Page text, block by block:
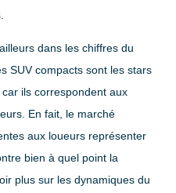
dans les chiffres du
SUV compacts sont les stars
car ils correspondent aux
En fait, le marché
aux loueurs représenter
bien à quel point la
plus sur les dynamiques du